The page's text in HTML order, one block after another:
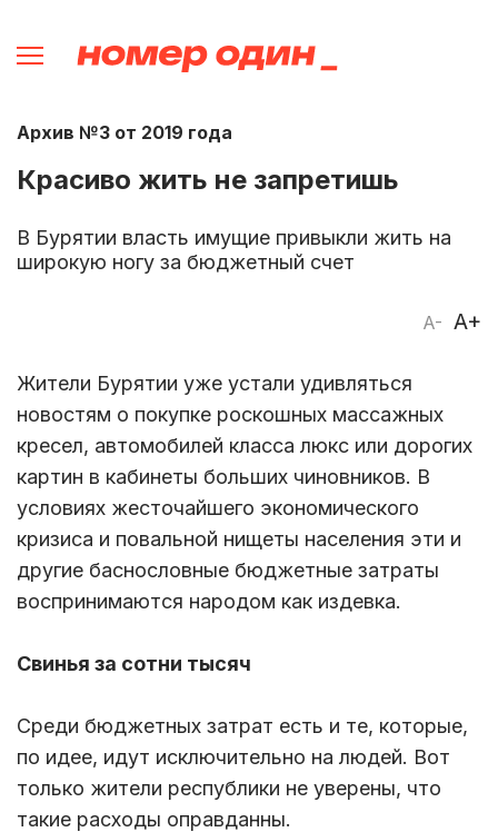
Архив №3 от 2019 года
Красиво жить не запретишь
В Бурятии власть имущие привыкли жить на
широкую ногу за бюджетный счет
A- A+
Жители Бурятии уже устали удивляться
новостям о покупке роскошных массажных
кресел, автомобилей класса люкс или дорогих
картин в кабинеты больших чиновников. В
условиях жесточайшего экономического
кризиса и повальной нищеты населения эти и
другие баснословные бюджетные затраты
воспринимаются народом как издевка.
Свинья за сотни тысяч
Среди бюджетных затрат есть и те, которые,
по идее, идут исключительно на людей. Вот
только жители республики не уверены, что
такие расходы оправданны.